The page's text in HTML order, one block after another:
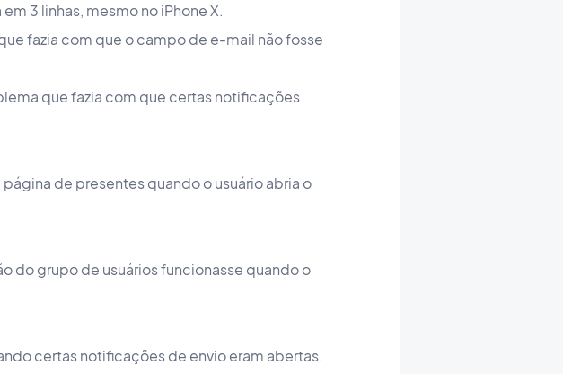
3 linhas, mesmo no iPhone X.
fazia com que o campo de e-mail não fosse
que fazia com que certas notificações
de presentes quando o usuário abria o
do grupo de usuários funcionasse quando o
certas notificações de envio eram abertas.